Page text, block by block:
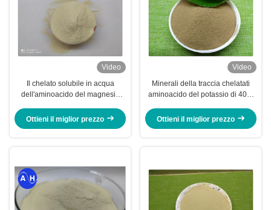
Video
Il chelato solubile in acqua
dell'aminoacido del magnesio
liberamente
Ottieni il miglior prezzo
Video
Minerali della traccia chelatati
aminoacido del potassio di 40%
Ottieni il miglior prezzo